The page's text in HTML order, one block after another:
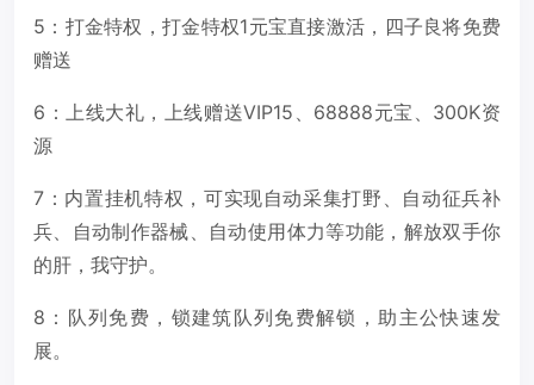
5：打金特权，打金特权1元宝直接激活，四子良将免费
赠送
6：上线大礼，上线赠送VIP15、68888元宝、300K资
源
7：内置挂机特权，可实现自动采集打野、自动征兵补
兵、自动制作器械、自动使用体力等功能，解放双手你
的肝，我守护。
8：队列免费，锁建筑队列免费解锁，助主公快速发
展。